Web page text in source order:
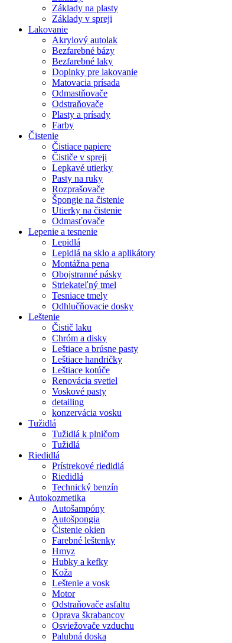
Základy na plasty
Základy v spreji
Lakovanie
Akrylový autolak
Bezfarebné bázy
Bezfarebné laky
Doplnky pre lakovanie
Matovacia prísada
Odmastňovače
Odstraňovače
Plasty a prísady
Farby
Čistenie
Čistiace papiere
Čističe v spreji
Lepkavé utierky
Pasty na ruky
Rozprašovače
Špongie na čistenie
Utierky na čistenie
Odmasťovače
Lepenie a tesnenie
Lepidlá
Lepidlá na sklo a aplikátory
Montážna pena
Obojstranné pásky
Striekateľný tmel
Tesniace tmely
Odhlučňovacie dosky
Leštenie
Čistič laku
Chróm a disky
Leštiace a brúsne pasty
Leštiace handričky
Leštiace kotúče
Renovácia svetiel
Voskové pasty
detailing
konzervácia vosku
Tužidlá
Tužidlá k plničom
Tužidlá
Riedidlá
Prístrekové riedidlá
Riedidlá
Technický benzín
Autokozmetika
Autošampóny
Autošpongia
Čistenie okien
Farebné leštenky
Hmyz
Hubky a kefky
Koža
Leštenie a vosk
Motor
Odstraňovače asfaltu
Oprava škrabancov
Osviežovače vzduchu
Palubná doska